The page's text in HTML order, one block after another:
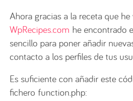
Ahora gracias a la receta que
WpRecipes.com he encontrado
sencillo para poner añadir
contacto a los perfiles de tus
Es suficiente con añadir este
fichero function.php: